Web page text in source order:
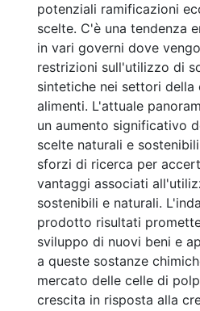
potenziali ramificazioni
scelte. C'è una tendenza
in vari governi dove
restrizioni sull'utilizzo di
sintetiche nei settori della
alimenti. L'attuale
un aumento significativo
scelte naturali e
sforzi di ricerca per
vantaggi associati
sostenibili e naturali.
prodotto risultati
sviluppo di nuovi beni e
a queste sostanze
mercato delle celle di
crescita in risposta alla